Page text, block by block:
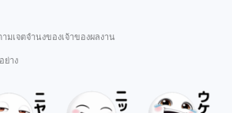
มเจตจำนงของเจ้าของผลงาน
ย่าง